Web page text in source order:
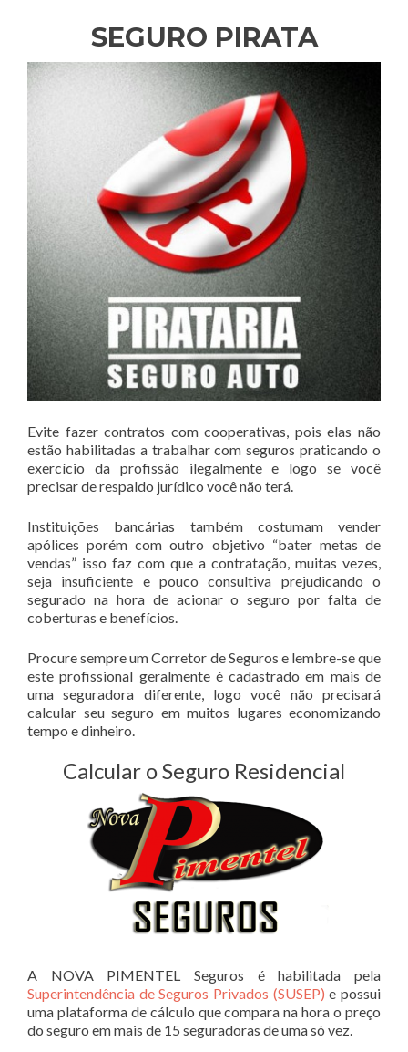
SEGURO PIRATA
Evite fazer contratos com cooperativas, pois elas não
estão habilitadas a trabalhar com seguros praticando o
exercício da profissão ilegalmente e logo se você
precisar de respaldo jurídico você não terá.
Instituições bancárias também costumam vender
apólices porém com outro objetivo “bater metas de
vendas” isso faz com que a contratação, muitas vezes,
seja insuficiente e pouco consultiva prejudicando o
segurado na hora de acionar o seguro por falta de
coberturas e benefícios.
Procure sempre um Corretor de Seguros e lembre-se que
este profissional geralmente é cadastrado em mais de
uma seguradora diferente, logo você não precisará
calcular seu seguro em muitos lugares economizando
tempo e dinheiro.
Calcular o Seguro Residencial
A NOVA PIMENTEL Seguros é habilitada pela
Superintendência de Seguros Privados (SUSEP) e possui
uma plataforma de cálculo que compara na hora o preço
do seguro em mais de 15 seguradoras de uma só vez.